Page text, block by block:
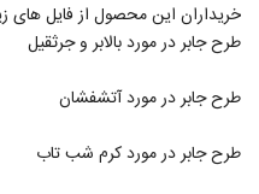
خریداران این محصول از فایل های
طرح جابر در مورد بالابر و جرثقیل
طرح جابر در مورد آتشفشان
طرح جابر در مورد کرم شب تاب